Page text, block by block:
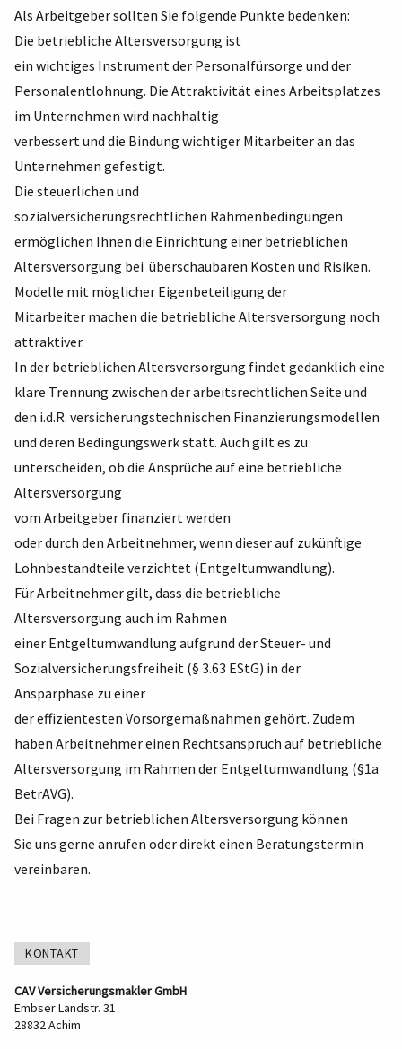
Als Arbeitgeber sollten Sie folgende Punkte bedenken:
Die betriebliche Altersversorgung ist
ein wichtiges Instrument der Personalfürsorge und der
Personalentlohnung. Die Attraktivität eines Arbeitsplatzes
im Unternehmen wird nachhaltig
verbessert und die Bindung wichtiger Mitarbeiter an das
Unternehmen gefestigt.
Die steuerlichen und
sozialversicherungsrechtlichen Rahmenbedingungen
ermöglichen Ihnen die Einrichtung einer betrieblichen
Altersversorgung bei überschaubaren Kosten und Risiken.
Modelle mit möglicher Eigenbeteiligung der
Mitarbeiter machen die betriebliche Altersversorgung noch
attraktiver.
In der betrieblichen Altersversorgung findet gedanklich eine
klare Trennung zwischen der arbeitsrechtlichen Seite und
den i.d.R. versicherungstechnischen Finanzierungsmodellen
und deren Bedingungswerk statt. Auch gilt es zu
unterscheiden, ob die Ansprüche auf eine betriebliche
Altersversorgung
vom Arbeitgeber finanziert werden
oder durch den Arbeitnehmer, wenn dieser auf zukünftige
Lohnbestandteile verzichtet (Entgeltumwandlung).
Für Arbeitnehmer gilt, dass die betriebliche
Altersversorgung auch im Rahmen
einer Entgeltumwandlung aufgrund der Steuer- und
Sozialversicherungsfreiheit (§ 3.63 EStG) in der
Ansparphase zu einer
der effizientesten Vorsorgemaßnahmen gehört. Zudem
haben Arbeitnehmer einen Rechtsanspruch auf betriebliche
Altersversorgung im Rahmen der Entgeltumwandlung (§1a
BetrAVG).
Bei Fragen zur betrieblichen Altersversorgung können
Sie uns gerne anrufen oder direkt einen Beratungstermin
vereinbaren.
KONTAKT
CAV Versicherungsmakler GmbH
Embser Landstr. 31
28832 Achim